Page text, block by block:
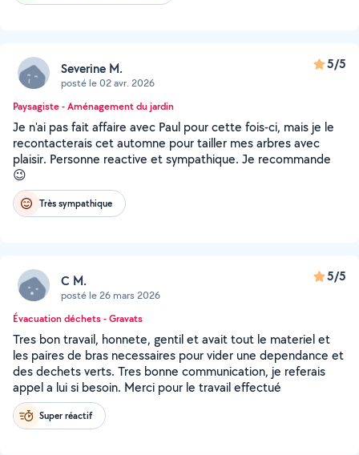
Severine M.
posté le 02 avr. 2026
5/5
Paysagiste - Aménagement du jardin
Je n'ai pas fait affaire avec Paul pour cette fois-ci, mais je le
recontacterais cet automne pour tailler mes arbres avec
plaisir. Personne reactive et sympathique. Je recommande
😉
Très sympathique
C M.
posté le 26 mars 2026
5/5
Évacuation déchets - Gravats
Tres bon travail, honnete, gentil et avait tout le materiel et
les paires de bras necessaires pour vider une dependance et
des dechets verts. Tres bonne communication, je referais
appel a lui si besoin. Merci pour le travail effectué
Super réactif